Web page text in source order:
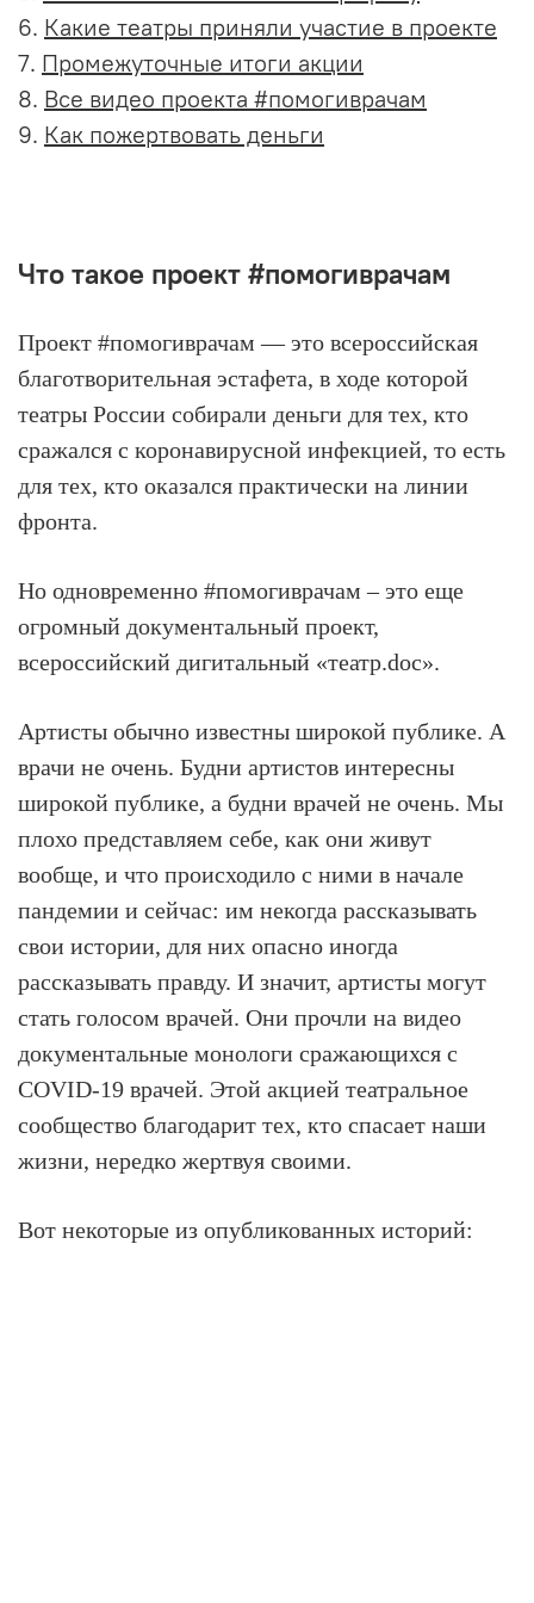
6. Какие театры приняли участие в проекте
7. Промежуточные итоги акции
8. Все видео проекта #помогиврачам
9. Как пожертвовать деньги
Что такое проект #помогиврачам
Проект #помогиврачам — это всероссийская
благотворительная эстафета, в ходе которой
театры России собирали деньги для тех, кто
сражался с коронавирусной инфекцией, то есть
для тех, кто оказался практически на линии
фронта.
Но одновременно #помогиврачам – это еще
огромный документальный проект,
всероссийский дигитальный «театр.doc».
Артисты обычно известны широкой публике. А
врачи не очень. Будни артистов интересны
широкой публике, а будни врачей не очень. Мы
плохо представляем себе, как они живут
вообще, и что происходило с ними в начале
пандемии и сейчас: им некогда рассказывать
свои истории, для них опасно иногда
рассказывать правду. И значит, артисты могут
стать голосом врачей. Они прочли на видео
документальные монологи сражающихся с
COVID-19 врачей. Этой акцией театральное
сообщество благодарит тех, кто спасает наши
жизни, нередко жертвуя своими.
Вот некоторые из опубликованных историй: